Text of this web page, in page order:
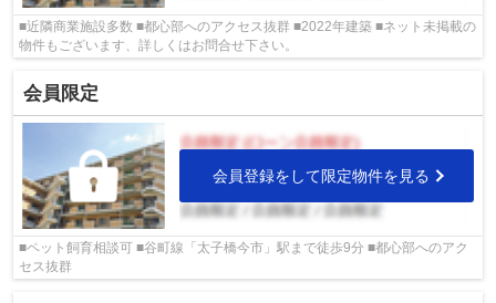
■近隣商業施設多数 ■都心部へのアクセス抜群 ■2022年建築 ■ネット未掲載の
物件もございます、詳しくはお問合せ下さい。
会員限定
会員登録をして限定物件を見る
■ペット飼育相談可 ■谷町線「太子橋今市」駅まで徒歩9分 ■都心部へのアク
セス抜群